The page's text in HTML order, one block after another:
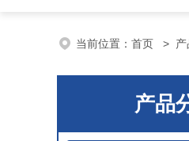
当前位置： 首页 >
产品